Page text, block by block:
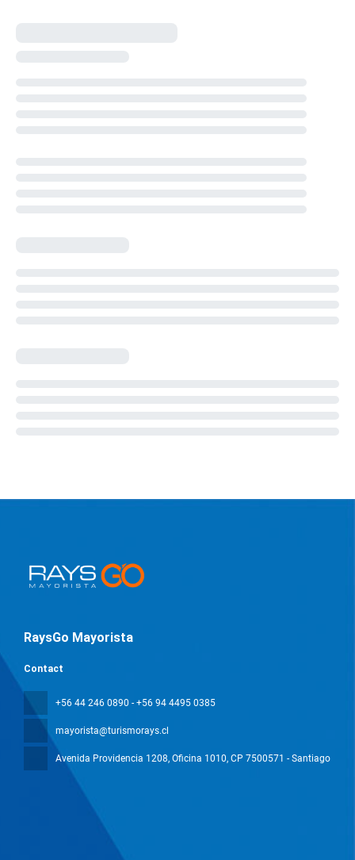
RaysGo Mayorista
Contact
+56 44 246 0890 - +56 94 4495 0385
mayorista@turismorays.cl
Avenida Providencia 1208, Oficina 1010, CP 7500571 - Santiago